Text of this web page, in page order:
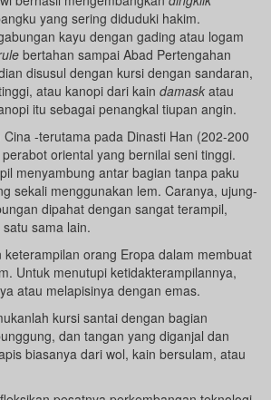
yang sering diduduki hakim.
kayu dengan gading atau logam
bertahan sampai Abad Pertengahan
disusul dengan kursi dengan sandaran,
atau kanopi dari kain damask atau
itu sebagai penangkal tiupan angin.
-terutama pada Dinasti Han (202-200
oriental yang bernilai seni tinggi.
menyambung antar bagian tanpa paku
sekali menggunakan lem. Caranya, ujung-
dipahat dengan sangat terampil,
sama lain.
keterampilan orang Eropa dalam membuat
Untuk menutupi ketidakterampilannya,
atau melapisinya dengan emas.
kursi santai dengan bagian
dan tangan yang diganjal dan
biasanya dari wol, kain bersulam, atau